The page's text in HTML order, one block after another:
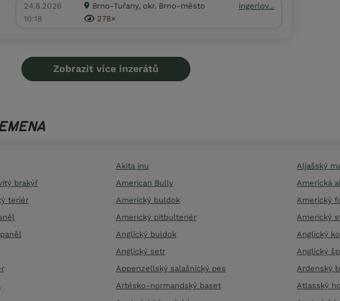
24.6.2026
10:18
Brno-Tuřany, okr. Brno-město
ingerlov...
278×
Zobrazit více inzerátů
Akita inu
Aljašský
brakýř
American Bully
Americká
teriér
Americký buldok
Americký
Americký pitbulteriér
Americký
Anglický buldok
Anglický
Anglický setr
Anglický
Appenzellský salašnický pes
Ardenský
Artésko-normandský baset
Atlasský